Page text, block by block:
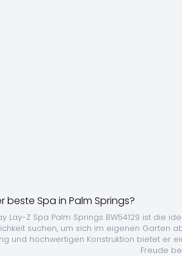
Lay-Z Spa Palm Springs BW54129 ist die
suchen, um sich im eigenen Garten
und hochwertigen Konstruktion bietet er
Freude